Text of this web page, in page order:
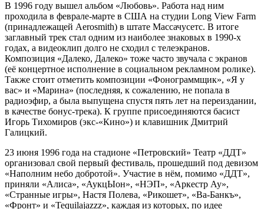
В 1996 году вышел альбом «Любовь». Работа над ним
проходила в феврале-марте в США на студии Long View Farm
(принадлежащей Aerosmith) в штате Массачусетс. В итоге
заглавный трек стал одним из наиболее знаковых в 1990-х
годах, а видеоклип долго не сходил с телеэкранов.
Композиция «Далеко, Далеко» тоже часто звучала с экранов
(её концертное исполнение в социальном рекламном ролике).
Также стоит отметить композиции «Фонограммщик», «Я у
вас» и «Марина» (последняя, к сожалению, не попала в
радиоэфир, а была выпущена спустя пять лет на переиздании,
в качестве бонус-трека). К группе присоединяются басист
Игорь Тихомиров (экс-«Кино») и клавишник Дмитрий
Галицкий.
23 июня 1996 года на стадионе «Петровский» Театр «ДДТ»
организовал свой первый фестиваль, прошедший под девизом
«Наполним небо добротой». Участие в нём, помимо «ДДТ»,
приняли «Алиса», «АукцЫон», «НЭП», «Аркестр Ау»,
«Странные игры», Настя Полева, «Рикошет», «Ва-Банкъ»,
«Фронт» и «Tequilajazzz», каждая из которых, по идее